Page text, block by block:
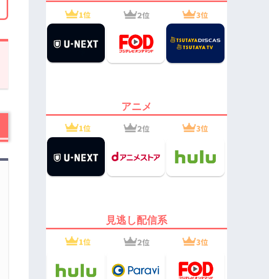
アニメ
見逃し配信系